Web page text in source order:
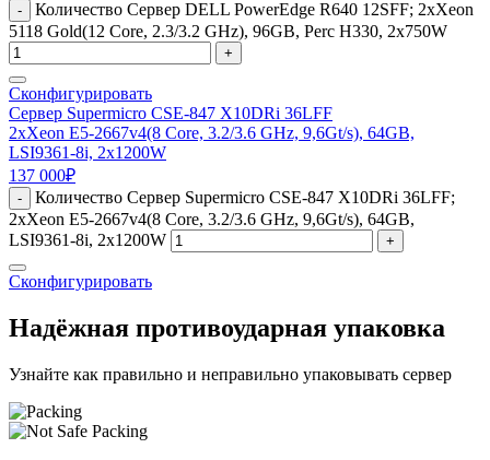
-
Количество Сервер DELL PowerEdge R640 12SFF; 2xXeon
5118 Gold(12 Core, 2.3/3.2 GHz), 96GB, Perc H330, 2x750W
+
Сконфигурировать
Сервер Supermicro CSE-847 X10DRi 36LFF
2xXeon E5-2667v4(8 Core, 3.2/3.6 GHz, 9,6Gt/s), 64GB,
LSI9361-8i, 2x1200W
137 000₽
-
Количество Сервер Supermicro CSE-847 X10DRi 36LFF;
2xXeon E5-2667v4(8 Core, 3.2/3.6 GHz, 9,6Gt/s), 64GB,
LSI9361-8i, 2x1200W
+
Сконфигурировать
Надёжная противоударная упаковка
Узнайте как правильно и неправильно упаковывать сервер